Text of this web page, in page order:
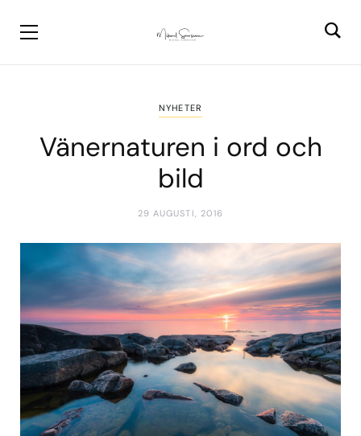
NYHETER
Vänernaturen i ord och
bild
29 AUGUSTI, 2016